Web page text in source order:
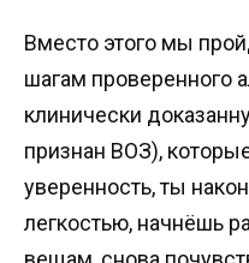
Вместо этого мы
шагам проверенного
клинически
признан ВОЗ),
уверенность, ты
легкостью, начнёшь